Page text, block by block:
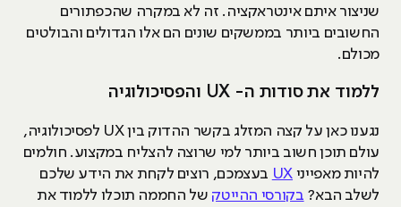
שניצור איתם אינטראקציה. זה לא במקרה שהכפתורים
החשובים ביותר בממשקים שונים הם אלו הגדולים והבולטים
מכולם.
ללמוד את סודות ה- UX והפסיכולוגיה
נגענו כאן על קצה המזלג בקשר ההדוק בין UX לפסיכולוגיה,
עולם תוכן חשוב ביותר למי שרוצה להצליח במקצוע. חולמים
להיות מאפייני UX בעצמכם, רוצים לקחת את הידע שלכם
לשלב הבא? בקורסי ההייטק של החממה תוכלו ללמוד את